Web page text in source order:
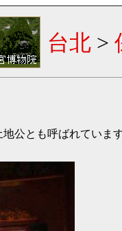
台北 >
公とも呼ばれていま